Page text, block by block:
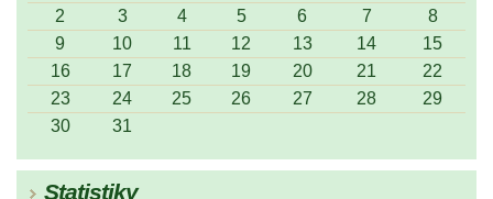
2
3 4 5 6 7
8
9
10 11 12 13 14
15
16
17 18 19 20 21
22
23
24 25 26 27 28
29
30
31
Statistiky